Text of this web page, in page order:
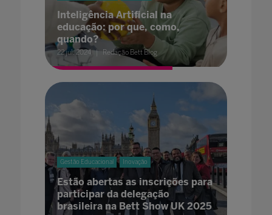
Inteligência Artificial na
educação: por que, como,
quando?
22 jul. 2024 Redação Bett Blog
Gestão Educacional Inovação
Estão abertas as inscrições para
participar da delegação
brasileira na Bett Show UK 2025